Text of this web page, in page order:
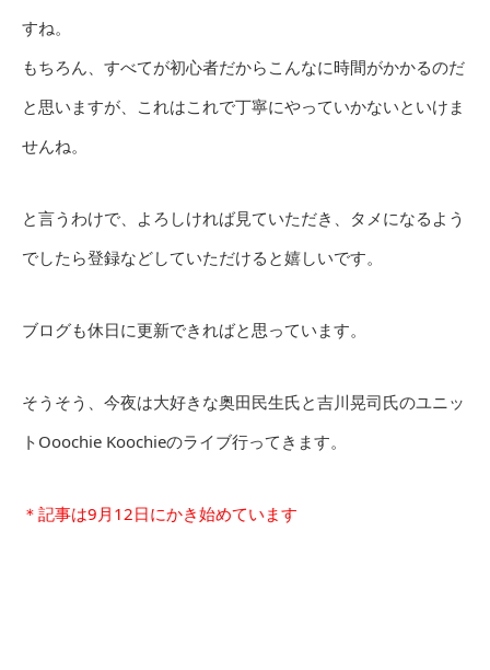
すね。
もちろん、すべてが初心者だからこんなに時間がかかるのだ
と思いますが、これはこれで丁寧にやっていかないといけま
せんね。
と言うわけで、よろしければ見ていただき、タメになるよう
でしたら登録などしていただけると嬉しいです。
ブログも休日に更新できればと思っています。
そうそう、今夜は大好きな奥田民生氏と吉川晃司氏のユニッ
トOoochie Koochieのライブ行ってきます。
＊記事は9月12日にかき始めています